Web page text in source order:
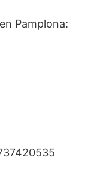
Pamplona: